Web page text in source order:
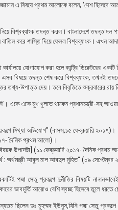
এ বিষয়ে প্রথম আলোকে বলেন, ‘দেশ
নিয়ে বিশ্বব্যাংক তদন্ত করল। বাংলাদেশে তদন্ত
করে শাস্তি দিয়ে ফেলল বিশ্বব্যাংক। এখন
যোগাযোগ করা হলে কান্ট্রি ডিরেক্টরের একটি
বিষয়ে তদন্ত শেষ করে বিশ্বব্যাংক, তখনই
উপাত্ত দেয়। তবে বিবৃতিতে শুক্রবারের রায়
একে একে মুখ খুলতে থাকেন প্রধানমন্ত্রী-সহ
মিথ্যা অভিযোগ" (বাসস,১৫ ফেব্রুয়ারি ২০১৭)।
দৈনিক প্রথম আলো)।
উপদেষ্টা] (১১ ফেব্রুয়ারি ২০১৭- দৈনিক প্রথম
: অর্থমন্ত্রী আবুল মাল আবদুল মুহিত" (০৯
পদ্মা সেতু প্রকল্পে দুর্নীতির বিষয়টি
ভাবমূর্তি আরোও বেশি স্বচ্ছ হিসেবে তুলে ধরতে
ছিলেন ডঃ মুহম্মদ ইউনুস,যিনি পদ্মা সেতু